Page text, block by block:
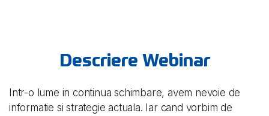
Descriere Webinar
Intr-o lume in continua schimbare, avem nevoie de
informatie si strategie actuala. Iar cand vorbim de